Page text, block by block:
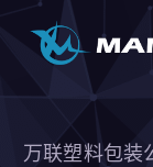
万联塑料包装